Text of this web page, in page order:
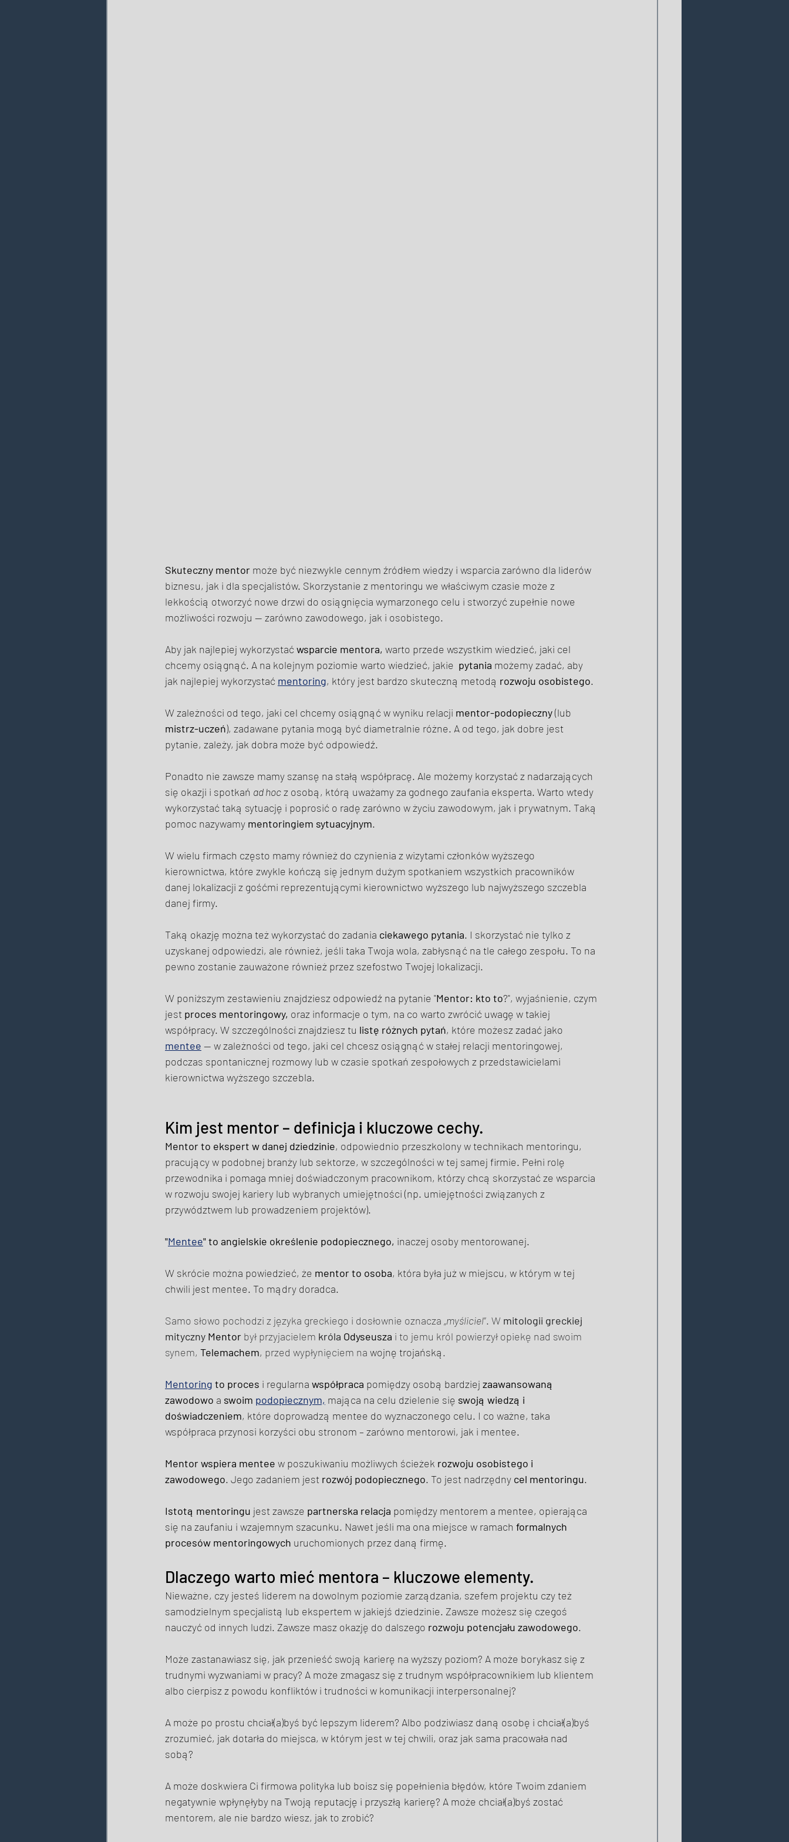
Skuteczny mentor może być niezwykle cennym źródłem wiedzy i wsparcia zarówno dla liderów
biznesu, jak i dla specjalistów. Skorzystanie z mentoringu we właściwym czasie może z
lekkością otworzyć nowe drzwi do osiągnięcia wymarzonego celu i stworzyć zupełnie nowe
możliwości rozwoju — zarówno zawodowego, jak i osobistego.
Aby jak najlepiej wykorzystać wsparcie mentora, warto przede wszystkim wiedzieć, jaki cel
chcemy osiągnąć. A na kolejnym poziomie warto wiedzieć, jakie pytania możemy zadać, aby
jak najlepiej wykorzystać mentoring, który jest bardzo skuteczną metodą rozwoju osobistego.
W zależności od tego, jaki cel chcemy osiągnąć w wyniku relacji mentor-podopieczny (lub
mistrz-uczeń), zadawane pytania mogą być diametralnie różne. A od tego, jak dobre jest
pytanie, zależy, jak dobra może być odpowiedź.
Ponadto nie zawsze mamy szansę na stałą współpracę. Ale możemy korzystać z nadarzających
się okazji i spotkań ad hoc z osobą, którą uważamy za godnego zaufania eksperta. Warto wtedy
wykorzystać taką sytuację i poprosić o radę zarówno w życiu zawodowym, jak i prywatnym. Taką
pomoc nazywamy mentoringiem sytuacyjnym.
W wielu firmach często mamy również do czynienia z wizytami członków wyższego
kierownictwa, które zwykle kończą się jednym dużym spotkaniem wszystkich pracowników
danej lokalizacji z gośćmi reprezentującymi kierownictwo wyższego lub najwyższego szczebla
danej firmy.
Taką okazję można też wykorzystać do zadania ciekawego pytania. I skorzystać nie tylko z
uzyskanej odpowiedzi, ale również, jeśli taka Twoja wola, zabłysnąć na tle całego zespołu. To na
pewno zostanie zauważone również przez szefostwo Twojej lokalizacji.
W poniższym zestawieniu znajdziesz odpowiedź na pytanie "Mentor: kto to?", wyjaśnienie, czym
jest proces mentoringowy, oraz informacje o tym, na co warto zwrócić uwagę w takiej
współpracy. W szczególności znajdziesz tu listę różnych pytań, które możesz zadać jako
mentee — w zależności od tego, jaki cel chcesz osiągnąć w stałej relacji mentoringowej,
podczas spontanicznej rozmowy lub w czasie spotkań zespołowych z przedstawicielami
kierownictwa wyższego szczebla.
Kim jest mentor – definicja i kluczowe cechy.
Mentor to ekspert w danej dziedzinie, odpowiednio przeszkolony w technikach mentoringu,
pracujący w podobnej branży lub sektorze, w szczególności w tej samej firmie. Pełni rolę
przewodnika i pomaga mniej doświadczonym pracownikom, którzy chcą skorzystać ze wsparcia
w rozwoju swojej kariery lub wybranych umiejętności (np. umiejętności związanych z
przywództwem lub prowadzeniem projektów).
"Mentee" to angielskie określenie podopiecznego, inaczej osoby mentorowanej.
W skrócie można powiedzieć, że mentor to osoba, która była już w miejscu, w którym w tej
chwili jest mentee. To mądry doradca.
Samo słowo pochodzi z języka greckiego i dosłownie oznacza „myśliciel”. W mitologii greckiej
mityczny Mentor był przyjacielem króla Odyseusza i to jemu król powierzył opiekę nad swoim
synem, Telemachem, przed wypłynięciem na wojnę trojańską.
Mentoring to proces i regularna współpraca pomiędzy osobą bardziej zaawansowaną
zawodowo a swoim podopiecznym, mająca na celu dzielenie się swoją wiedzą i
doświadczeniem, które doprowadzą mentee do wyznaczonego celu. I co ważne, taka
współpraca przynosi korzyści obu stronom – zarówno mentorowi, jak i mentee.
Mentor wspiera mentee w poszukiwaniu możliwych ścieżek rozwoju osobistego i
zawodowego. Jego zadaniem jest rozwój podopiecznego. To jest nadrzędny cel mentoringu.
Istotą mentoringu jest zawsze partnerska relacja pomiędzy mentorem a mentee, opierająca
się na zaufaniu i wzajemnym szacunku. Nawet jeśli ma ona miejsce w ramach formalnych
procesów mentoringowych uruchomionych przez daną firmę.
Dlaczego warto mieć mentora – kluczowe elementy.
Nieważne, czy jesteś liderem na dowolnym poziomie zarządzania, szefem projektu czy też
samodzielnym specjalistą lub ekspertem w jakiejś dziedzinie. Zawsze możesz się czegoś
nauczyć od innych ludzi. Zawsze masz okazję do dalszego rozwoju potencjału zawodowego.
Może zastanawiasz się, jak przenieść swoją karierę na wyższy poziom? A może borykasz się z
trudnymi wyzwaniami w pracy? A może zmagasz się z trudnym współpracownikiem lub klientem
albo cierpisz z powodu konfliktów i trudności w komunikacji interpersonalnej?
A może po prostu chciał(a)byś być lepszym liderem? Albo podziwiasz daną osobę i chciał(a)byś
zrozumieć, jak dotarła do miejsca, w którym jest w tej chwili, oraz jak sama pracowała nad
sobą?
A może doskwiera Ci firmowa polityka lub boisz się popełnienia błędów, które Twoim zdaniem
negatywnie wpłynęłyby na Twoją reputację i przyszłą karierę? A może chciał(a)byś zostać
mentorem, ale nie bardzo wiesz, jak to zrobić?